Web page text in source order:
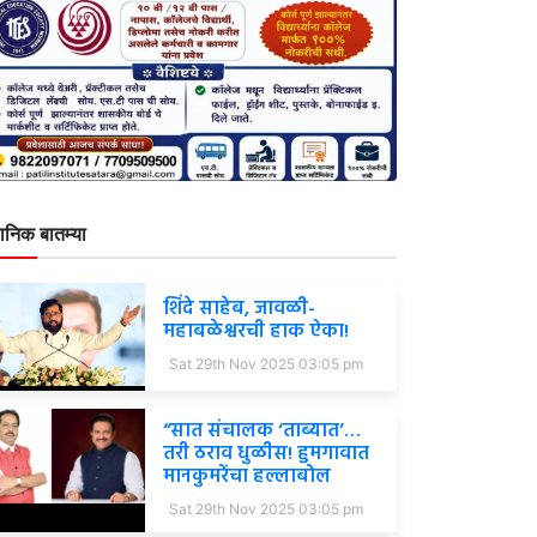
बातम्या
शिंदे साहेब, जावळी-
महाबळेश्वरची हाक ऐका!
Sat 29th Nov 2025 03:05 pm
“सात संचालक ‘ताब्यात’…
तरी ठराव धुळीस! हुमगावात
मानकुमरेंचा हल्लाबोल
Sat 29th Nov 2025 03:05 pm